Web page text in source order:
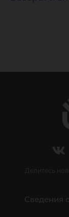
Делитесь
Сведения